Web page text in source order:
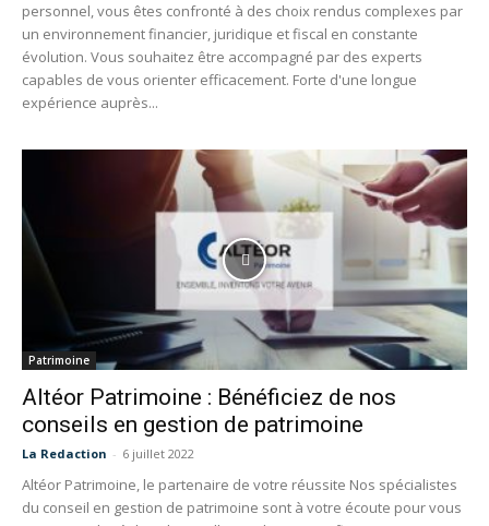
personnel, vous êtes confronté à des choix rendus complexes par
un environnement financier, juridique et fiscal en constante
évolution. Vous souhaitez être accompagné par des experts
capables de vous orienter efficacement. Forte d'une longue
expérience auprès...
Patrimoine
Altéor Patrimoine : Bénéficiez de nos
conseils en gestion de patrimoine
La Redaction - 6 juillet 2022
Altéor Patrimoine, le partenaire de votre réussite Nos spécialistes
du conseil en gestion de patrimoine sont à votre écoute pour vous